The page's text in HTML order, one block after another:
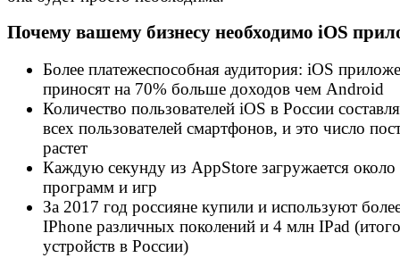
Почему вашему бизнесу необходимо iOS
Более платежеспособная аудитория: iOS
приносят на 70% больше доходов чем Android
Количество пользователей iOS в России
всех пользователей смартфонов, и это число
растет
Каждую секунду из AppStore загружается
программ и игр
За 2017 год россияне купили и используют
IPhone различных поколений и 4 млн IPad
устройств в России)